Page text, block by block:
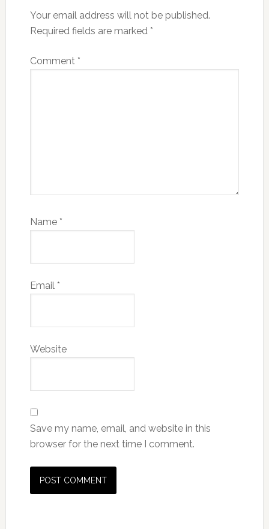
Your email address will not be published.
Required fields are marked *
Comment *
Name *
Email *
Website
Save my name, email, and website in this
browser for the next time I comment.